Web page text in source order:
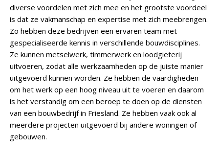
diverse voordelen met zich mee en het grootste voordeel
is dat ze vakmanschap en expertise met zich meebrengen.
Zo hebben deze bedrijven een ervaren team met
gespecialiseerde kennis in verschillende bouwdisciplines.
Ze kunnen metselwerk, timmerwerk en loodgieterij
uitvoeren, zodat alle werkzaamheden op de juiste manier
uitgevoerd kunnen worden. Ze hebben de vaardigheden
om het werk op een hoog niveau uit te voeren en daarom
is het verstandig om een beroep te doen op de diensten
van een bouwbedrijf in Friesland. Ze hebben vaak ook al
meerdere projecten uitgevoerd bij andere woningen of
gebouwen.